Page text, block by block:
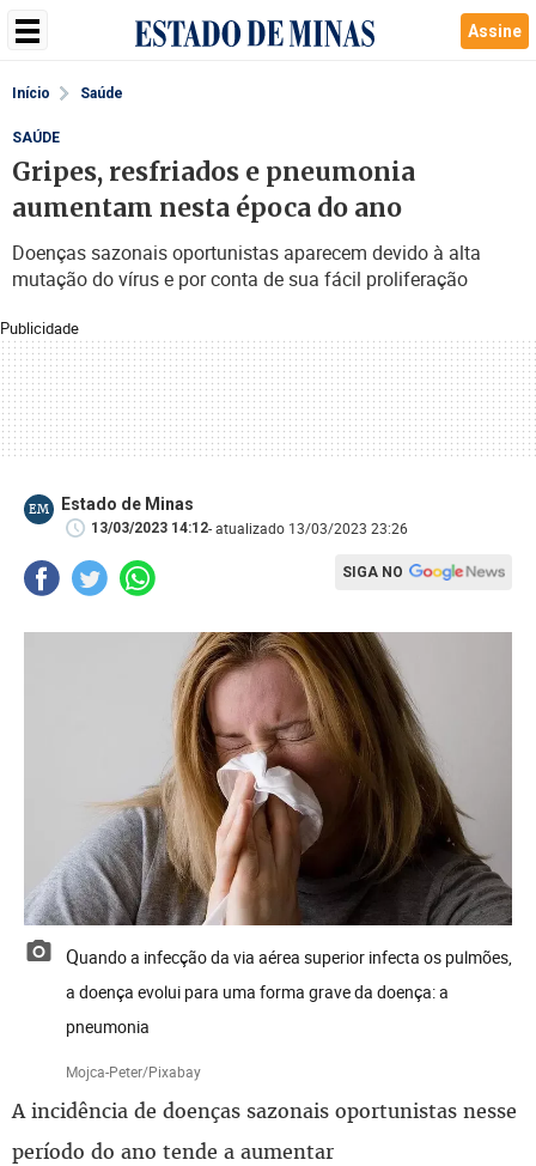
Assine
Início Saúde
Publicidade
SAÚDE
Gripes, resfriados e pneumonia
aumentam nesta época do ano
Doenças sazonais oportunistas aparecem devido à alta
mutação do vírus e por conta de sua fácil proliferação
EM Estado de Minas
13/03/2023 14:12- atualizado 13/03/2023 23:26
SIGA NO
Quando a infecção da via aérea superior infecta os pulmões,
a doença evolui para uma forma grave da doença: a
pneumonia
Mojca-Peter/Pixabay
A incidência de doenças sazonais oportunistas nesse
período do ano tende a aumentar